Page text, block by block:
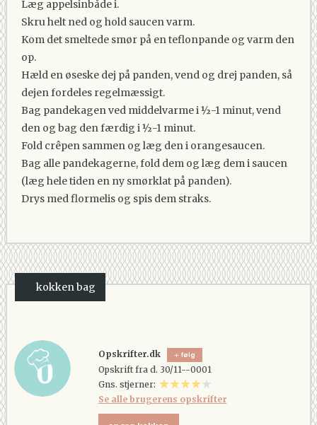
Læg appelsinbåde i.
Skru helt ned og hold saucen varm.
Kom det smeltede smør på en teflonpande og varm den
op.
Hæld en øseske dej på panden, vend og drej panden, så
dejen fordeles regelmæssigt.
Bag pandekagen ved middelvarme i ½-1 minut, vend
den og bag den færdig i ½-1 minut.
Fold crêpen sammen og læg den i orangesaucen.
Bag alle pandekagerne, fold dem og læg dem i saucen
(læg hele tiden en ny smørklat på panden).
Drys med flormelis og spis dem straks.
kokken bag
Opskrifter.dk følg
Opskrift fra d. 30/11--0001
Gns. stjerner:
Se alle brugerens opskrifter